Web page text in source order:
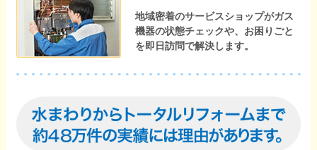
地域密着のサービスショップがガス
機器の状態チェックや、お困りごと
を即日訪問で解決します。